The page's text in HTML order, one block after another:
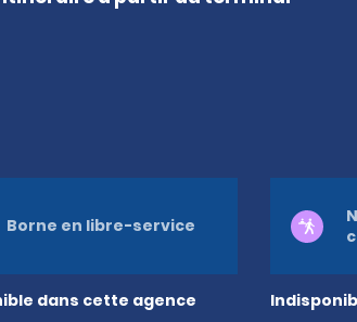
dans cette agence
Borne en libre-service